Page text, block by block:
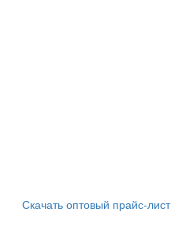
Скачать оптовый прайс-лист